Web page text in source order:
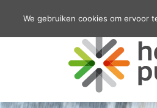
We gebruiken cookies om ervoor